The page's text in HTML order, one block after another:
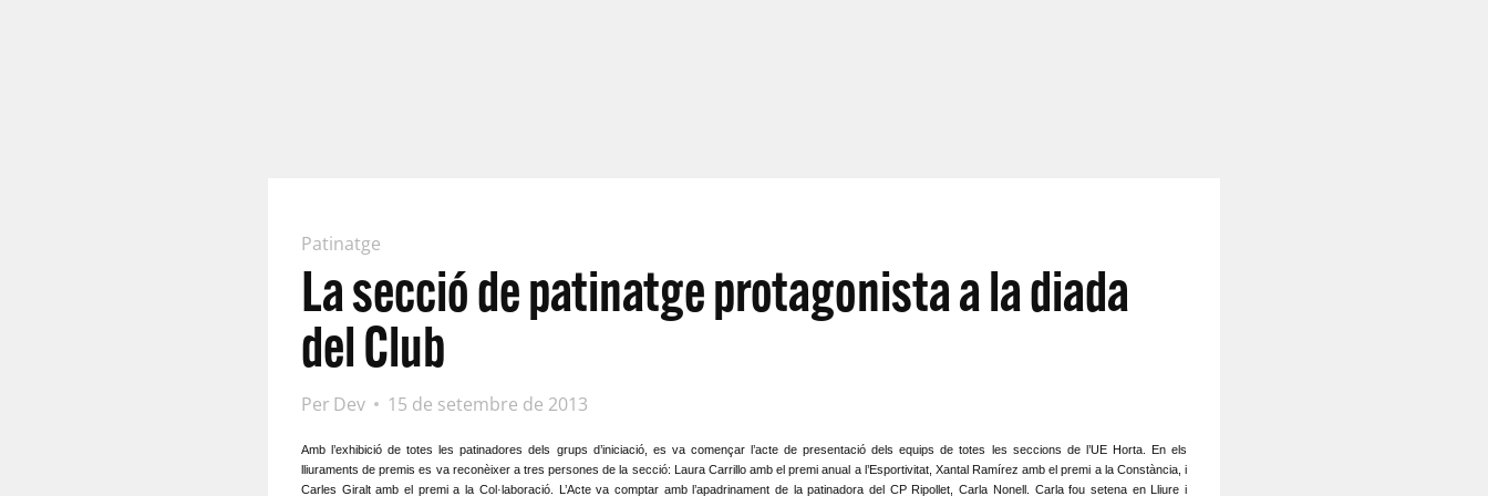
Patinatge
La secció de patinatge protagonista a la diada
del Club
Per Dev 15 de setembre de 2013
Amb l’exhibició de totes les patinadores dels grups d’iniciació, es va començar l’acte de presentació dels equips de totes les seccions de l’UE Horta. En els
lliuraments de premis es va reconèixer a tres persones de la secció: Laura Carrillo amb el premi anual a l’Esportivitat, Xantal Ramírez amb el premi a la Constància, i
Carles Giralt amb el premi a la Col·laboració. L’Acte va comptar amb l’apadrinament de la patinadora del CP Ripollet, Carla Nonell. Carla fou setena en Lliure i